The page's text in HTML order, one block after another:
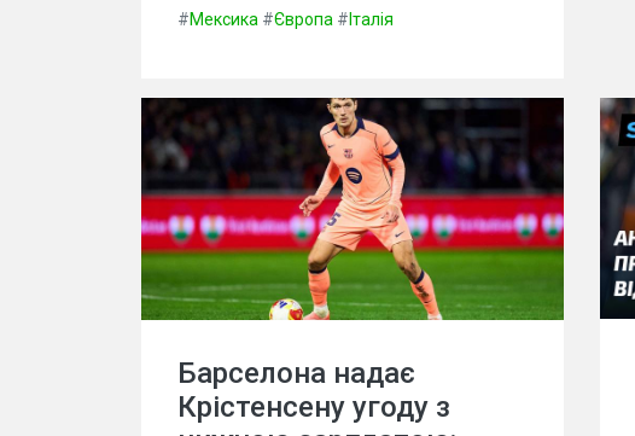
#Мексика #Європа # Італія
Барселона надає
Крістенсену угоду з